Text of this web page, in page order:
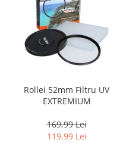
Rollei 52mm Filtru UV
EXTREMIUM
169,99 Lei
119,99 Lei